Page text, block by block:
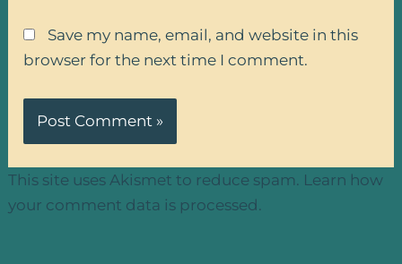
Save my name, email, and website in this
browser for the next time I comment.
This site uses Akismet to reduce spam. Learn how
your comment data is processed.